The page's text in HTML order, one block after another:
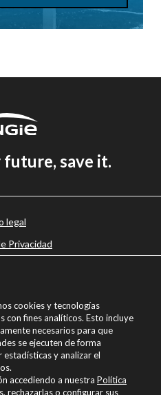
future, save it.
legal
Privacidad
nosotros
ENGIE
Prensa
cookies y tecnologías
con fines analíticos. Esto incluye
necesarios para que
se ejecuten de forma
estadísticas y analizar el
accediendo a nuestra Política
rechazarlas o configurar sus